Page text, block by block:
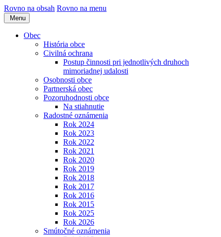
Rovno na obsah Rovno na menu
Menu
Obec
História obce
Civilná ochrana
Postup činnosti pri jednotlivých druhoch
mimoriadnej udalosti
Osobnosti obce
Partnerská obec
Pozoruhodnosti obce
Na stiahnutie
Radostné oznámenia
Rok 2024
Rok 2023
Rok 2022
Rok 2021
Rok 2020
Rok 2019
Rok 2018
Rok 2017
Rok 2016
Rok 2015
Rok 2025
Rok 2026
Smútočné oznámenia